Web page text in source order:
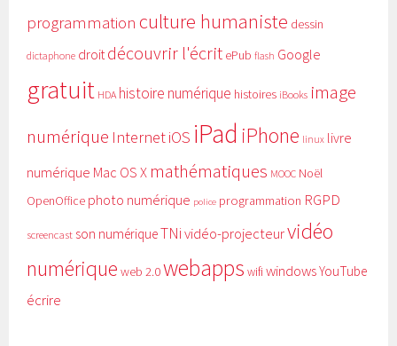
programmation culture humaniste dessin
dictaphone droit découvrir l'écrit ePub flash Google
gratuit HDA histoire numérique histoires iBooks image
numérique InternetiOS iPad iPhone linux livre
numérique Mac OS X mathématiques MOOC Noël
OpenOffice photo numérique police programmation RGPD
screencast son numériqueTNi vidéo-projecteurvidéo
numérique web 2.0webapps wifi windowsYouTube
écrire